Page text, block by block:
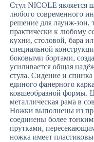
Стул NICOLE является
любого современного
решение для лаунж-зон,
практически к любому
кухни, столовой, бара
специальной
боковыми бортами,
усиливается общая
стула. Сидение и
единого фанерного
ковшеобразной формы.
металлическая рама в
Ножки выполнены из
соединены более
прутками,
ножка имеет